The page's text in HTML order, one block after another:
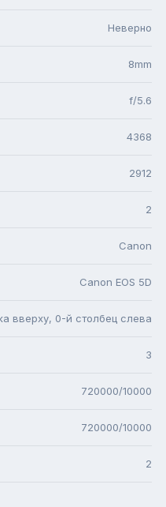
Неверно
8mm
f/5.6
4368
2912
2
Canon
Canon EOS 5D
вверху, 0-й столбец слева
3
720000/10000
720000/10000
2